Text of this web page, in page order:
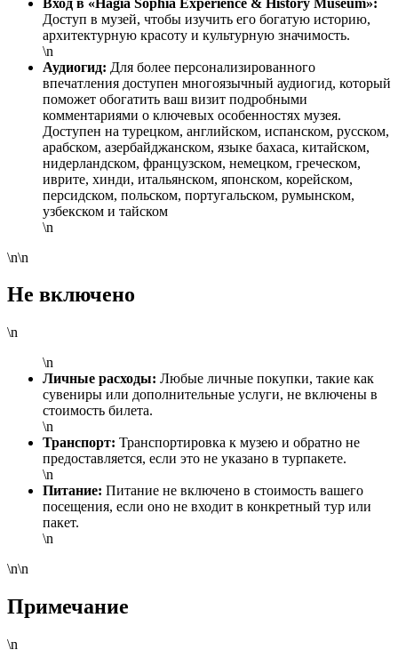
Доступ в музей, чтобы изучить его богатую историю,
архитектурную красоту и культурную значимость.
\n
Аудиогид: Для более персонализированного
впечатления доступен многоязычный аудиогид, который
поможет обогатить ваш визит подробными
комментариями о ключевых особенностях музея.
Доступен на турецком, английском, испанском, русском,
арабском, азербайджанском, языке бахаса, китайском,
нидерландском, французском, немецком, греческом,
иврите, хинди, итальянском, японском, корейском,
персидском, польском, португальском, румынском,
узбекском и тайском
\n
\n\n
Не включено
\n
\n
Личные расходы: Любые личные покупки, такие как
сувениры или дополнительные услуги, не включены в
стоимость билета.
\n
Транспорт: Транспортировка к музею и обратно не
предоставляется, если это не указано в турпакете.
\n
Питание: Питание не включено в стоимость вашего
посещения, если оно не входит в конкретный тур или
пакет.
\n
\n\n
Примечание
\n